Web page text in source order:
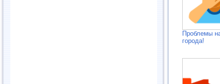
Проблемы
города!